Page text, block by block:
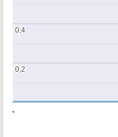
0,2
0,2
0,4
0,4